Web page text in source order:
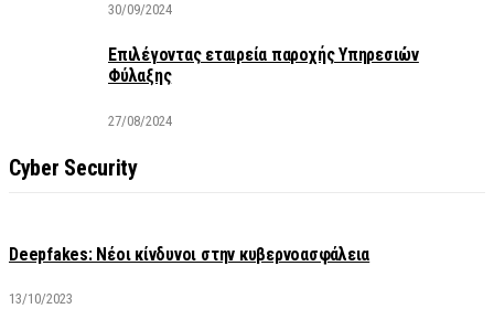
30/09/2024
Επιλέγοντας εταιρεία παροχής Υπηρεσιών
Φύλαξης
27/08/2024
Cyber Security
Deepfakes: Νέοι κίνδυνοι στην κυβερνοασφάλεια
13/10/2023